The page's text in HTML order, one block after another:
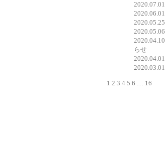
2020.07.01
2020.06.01
2020.05.25
2020.05.06
2020.04.10
らせ
2020.04.01
2020.03.01
1 2 3 4 5 6 16